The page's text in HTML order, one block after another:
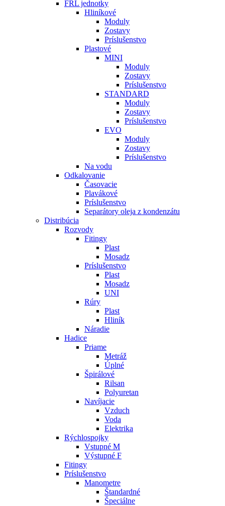
FRL jednotky
Hliníkové
Moduly
Zostavy
Príslušenstvo
Plastové
MINI
Moduly
Zostavy
Príslušenstvo
STANDARD
Moduly
Zostavy
Príslušenstvo
EVO
Moduly
Zostavy
Príslušenstvo
Na vodu
Odkalovanie
Časovacie
Plavákové
Príslušenstvo
Separátory oleja z kondenzátu
Distribúcia
Rozvody
Fitingy
Plast
Mosadz
Príslušenstvo
Plast
Mosadz
UNI
Rúry
Plast
Hliník
Náradie
Hadice
Priame
Metráž
Úplné
Špirálové
Rilsan
Polyuretan
Navíjacie
Vzduch
Voda
Elektrika
Rýchlospojky
Vstupné M
Výstupné F
Fitingy
Príslušenstvo
Manometre
Štandardné
Špeciálne